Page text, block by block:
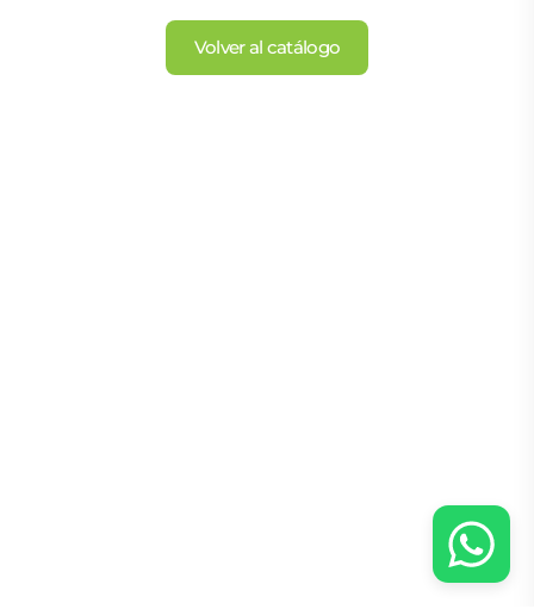
Volver al catálogo